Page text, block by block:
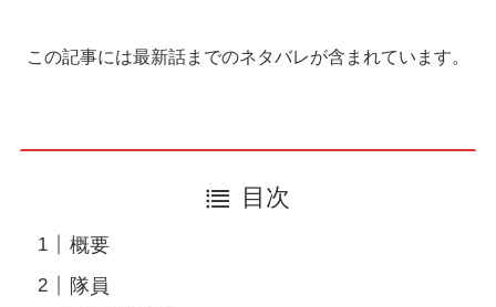
この記事には最新話までのネタバレが含まれています。
目次
概要
隊員